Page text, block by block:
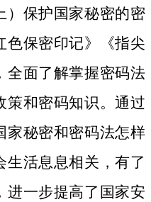
）保护国家秘密的密
色保密印记》《指尖
全面了解掌握密码法
策和密码知识。通过
家秘密和密码法怎样
生活息息相关，有了
进一步提高了国家安